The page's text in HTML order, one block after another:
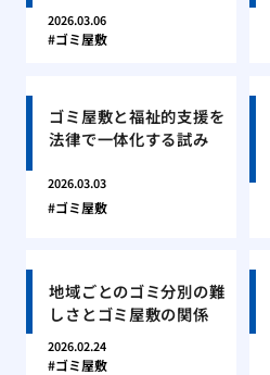
2026.03.06
ゴミ屋敷
ゴミ屋敷と福祉的支援を
法律で一体化する試み
2026.03.03
ゴミ屋敷
地域ごとのゴミ分別の難
しさとゴミ屋敷の関係
2026.02.24
ゴミ屋敷